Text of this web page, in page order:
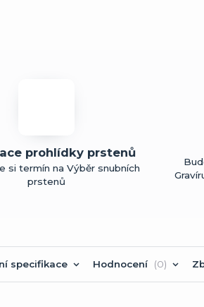
prohlídky prstenů
si termín na Výběr snubních
prstenů
specifikace Hodnocení 0